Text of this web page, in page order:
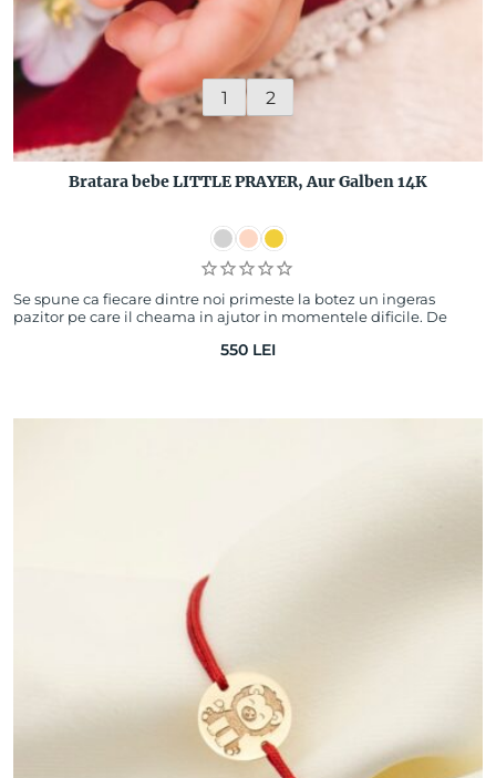
1 2
Bratara bebe LITTLE PRAYER, Aur Galben 14K
Se spune ca fiecare dintre noi primeste la botez un ingeras
pazitor pe care il cheama in ajutor in momentele dificile. De
550 LEI